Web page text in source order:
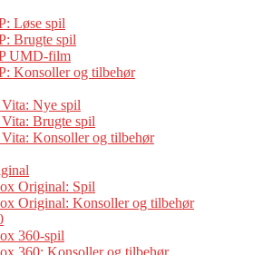
Løse spil
Brugte spil
UMD-film
Konsoller og tilbehør
Vita: Nye spil
Vita: Brugte spil
Vita: Konsoller og tilbehør
Original: Spil
Original: Konsoller og tilbehør
360-spil